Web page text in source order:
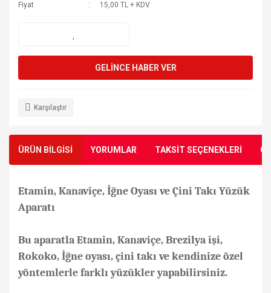
Fiyat
15,00 TL + KDV
GELİNCE HABER VER
Karşılaştır
ÜRÜN BİLGİSİ YORUMLAR TAKSİT SEÇENEKLERİ
Etamin, Kanaviçe, İğne Oyası ve Çini Takı Yüzük
Aparatı
Bu aparatla Etamin, Kanaviçe, Brezilya işi,
Rokoko, İğne oyası, çini takı ve kendinize özel
yöntemlerle farklı yüzükler yapabilirsiniz.